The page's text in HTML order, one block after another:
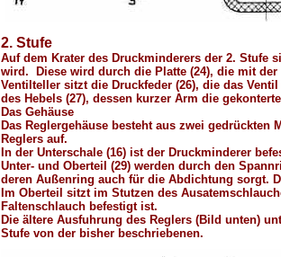
2. Stufe
Auf dem Krater des Druckminderers der 2. Stufe
wird. Diese wird durch die Platte (24), die mit
Ventilteller sitzt die Druckfeder (26), die das
des Hebels (27), dessen kurzer Arm die
Das Gehäuse
Das Reglergehäuse besteht aus zwei
Reglers auf.
In der Unterschale (16) ist der Druckminderer
Unter- und Oberteil (29) werden durch den
deren Außenring auch für die Abdichtung sorgt.
Im Oberteil sitzt im Stutzen des
Faltenschlauch befestigt ist.
Die ältere Ausfuhrung des Reglers (Bild unten)
Stufe von der bisher beschriebenen.